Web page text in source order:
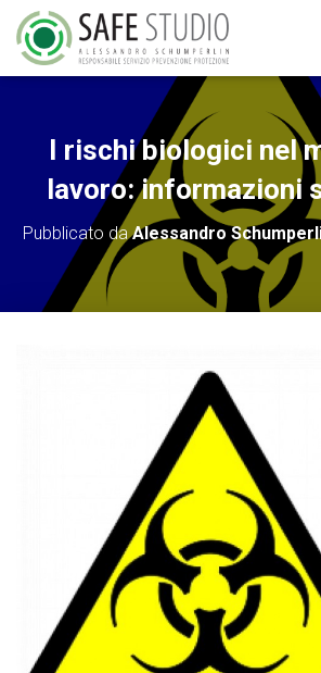
I rischi biologici nel
lavoro: informazioni
Pubblicato daAlessandro